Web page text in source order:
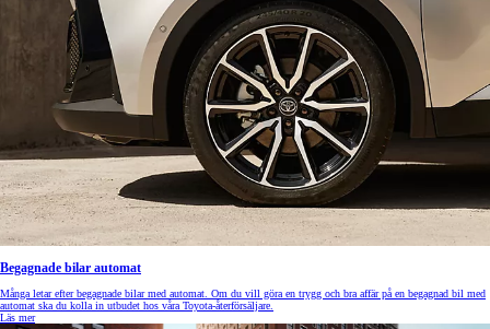
Begagnade bilar automat
Många letar efter begagnade bilar med automat. Om du vill göra en trygg och bra affär på en begagnad bil med
automat ska du kolla in utbudet hos våra Toyota-återförsäljare.
Läs mer